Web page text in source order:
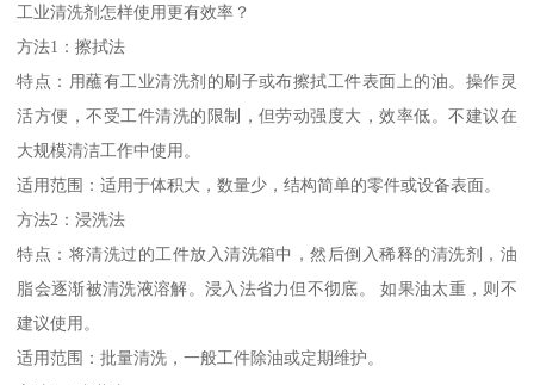
工业清洗剂怎样使用更有效率？
方法1：擦拭法
特点：用蘸有工业清洗剂的刷子或布擦拭工件表面上的油。操作灵
活方便，不受工件清洗的限制，但劳动强度大，效率低。不建议在
大规模清洁工作中使用。
适用范围：适用于体积大，数量少，结构简单的零件或设备表面。
方法2：浸洗法
特点：将清洗过的工件放入清洗箱中，然后倒入稀释的清洗剂，油
脂会逐渐被清洗液溶解。浸入法省力但不彻底。 如果油太重，则不
建议使用。
适用范围：批量清洗，一般工件除油或定期维护。